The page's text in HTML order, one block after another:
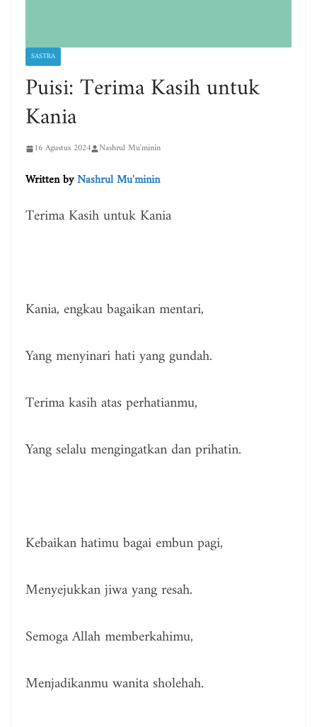
SASTRA
Puisi: Terima Kasih untuk
Kania
16 Agustus 2024 Nashrul Mu'minin
Written byNashrul Mu'minin
Terima Kasih untuk Kania
Kania, engkau bagaikan mentari,
Yang menyinari hati yang gundah.
Terima kasih atas perhatianmu,
Yang selalu mengingatkan dan prihatin.
Kebaikan hatimu bagai embun pagi,
Menyejukkan jiwa yang resah.
Semoga Allah memberkahimu,
Menjadikanmu wanita sholehah.